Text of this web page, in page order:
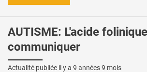
AUTISME: L'acide
communiquer
Actualité publiée il y a 9 années 9 mois